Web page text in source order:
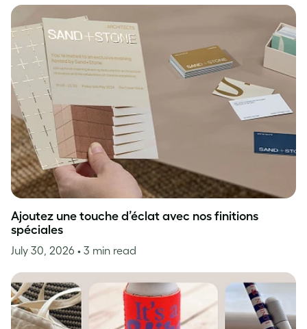
Ajoutez une touche d’éclat avec nos finitions
spéciales
July 30, 2026 • 3 min read